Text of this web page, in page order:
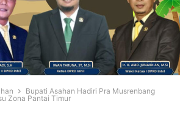
Bupati Asahan Hadiri Pra Musrenbang
Zona Pantai Timur